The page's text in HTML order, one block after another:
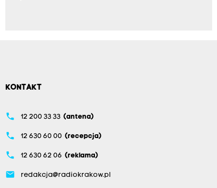
KONTAKT
phone 12 200 33 33 (antena)
phone 12 630 60 00 (recepcja)
phone 12 630 62 06 (reklama)
email redakcja@radiokrakow.pl